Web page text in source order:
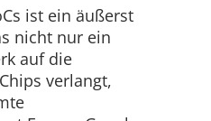
ist ein äußerst
nicht nur ein
auf die
verlangt,